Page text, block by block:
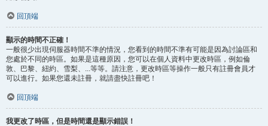
回頂端
顯示的時間不正確！
一般很少出現伺服器時間不準的情況，您看到的時間不準有可能是因為討論區和
您處於不同的時區。如果是這種原因，您可以在個人資料中更改時區，例如倫
敦、巴黎、紐約、雪梨、...等等。請注意，更改時區等操作一般只有註冊會員才
可以進行。如果您還未註冊，就請盡快註冊吧！
回頂端
我更改了時區，但是時間還是顯示錯誤！